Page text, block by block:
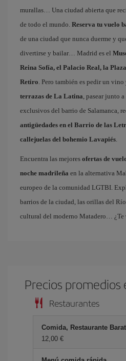
murallas… Una ciudad abierta que
de todo el mundo. Reserva tu vuelo
de una ciudad que nunca duerme y
divertirse y bailar… Madrid es el
Reina Sofía, el Palacio Real, la
Retiro. Pero también es pedir un
terrazas de La Latina, pasear junto a
exclusivos del barrio de Salamanca,
antigüedades en el Barrio de las
callejuelas del bohemio Lavapiés.
Encuentra las mejores ofertas de
noche madrileña en la alternativa
europeo de la comunidad LGTBI.
barrios de la ciudad, las orillas del
cultural del moderno Matadero… ¿Te
Precios promedios
Restaurantes
Comida, Restaurante
12,00 €